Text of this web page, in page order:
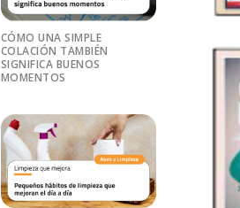
CÓMO UNA SIMPLE
COLACIÓN TAMBIÉN
SIGNIFICA BUENOS
MOMENTOS